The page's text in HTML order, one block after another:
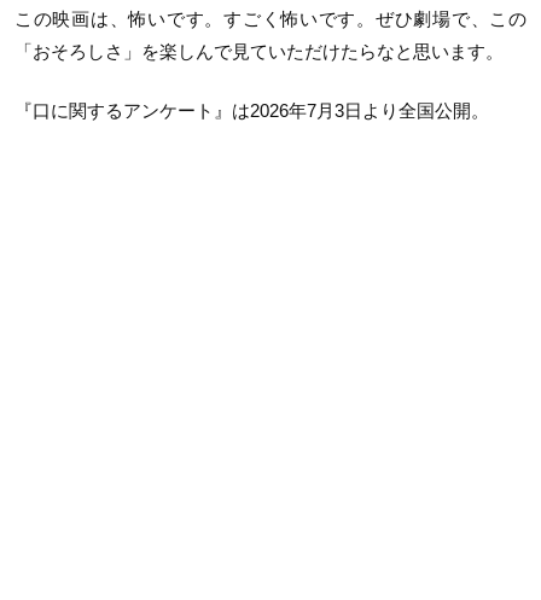
この映画は、怖いです。すごく怖いです。ぜひ劇場で、この
「おそろしさ」を楽しんで見ていただけたらなと思います。
『口に関するアンケート』は2026年7月3日より全国公開。